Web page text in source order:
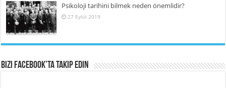
Psikoloji tarihini bilmek neden önemlidir?
27 Eylül 2019
Bizi Facebook’ta Takip Edin